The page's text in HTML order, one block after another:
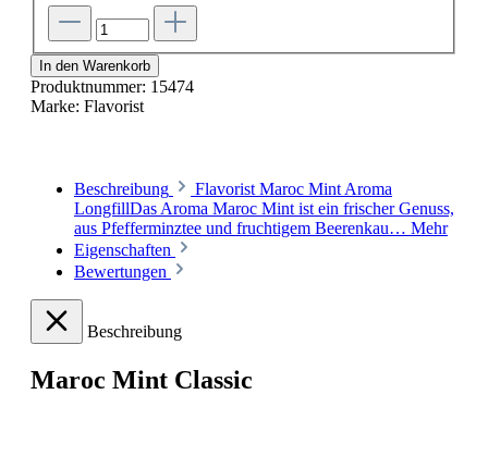
In den Warenkorb
Produktnummer: 15474
Marke: Flavorist
Beschreibung
Flavorist Maroc Mint Aroma
LongfillDas Aroma Maroc Mint ist ein frischer Genuss,
aus Pfefferminztee und fruchtigem Beerenkau… Mehr
Eigenschaften
Bewertungen
Beschreibung
Maroc Mint Classic